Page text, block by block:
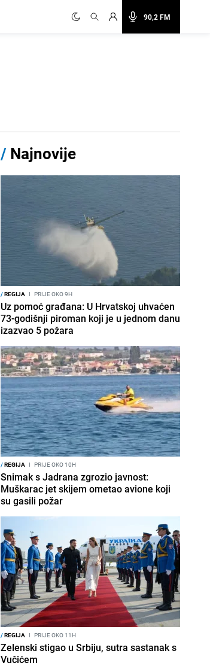
90,2 FM
/ Najnovije
/REGIJA I PRIJE OKO 9H
Uz pomoć građana: U Hrvatskoj uhvaćen
73-godišnji piroman koji je u jednom danu
izazvao 5 požara
/REGIJA I PRIJE OKO 10H
Snimak s Jadrana zgrozio javnost:
Muškarac jet skijem ometao avione koji
su gasili požar
/REGIJA I PRIJE OKO 11H
Zelenski stigao u Srbiju, sutra sastanak s
Vučićem